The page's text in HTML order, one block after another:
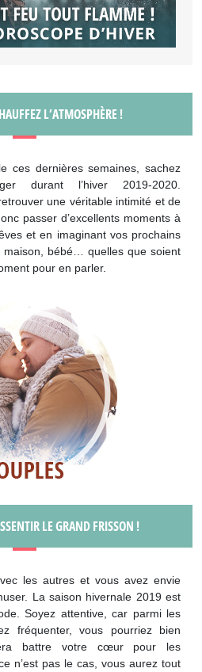
L’ATMOSPHÈRE !
ces dernières semaines, sachez
durant l’hiver 2019-2020.
une véritable intimité et de
passer d’excellents moments à
et en imaginant vos prochains
maison, bébé… quelles que soient
pour en parler.
LE GRAND FRISSON !
les autres et vous avez envie
La saison hivernale 2019 est
Soyez attentive, car parmi les
fréquenter, vous pourriez bien
battre votre cœur pour les
n’est pas le cas, vous aurez tout